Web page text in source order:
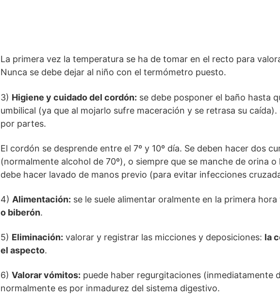
La primera vez la temperatura se ha de tomar en el recto para
Nunca se debe dejar al niño con el termómetro puesto.
3) Higiene y cuidado del cordón: se debe posponer el baño hasta
umbilical (ya que al mojarlo sufre maceración y se retrasa su
por partes.
El cordón se desprende entre el 7º y 10º día. Se deben hacer dos
(normalmente alcohol de 70º), o siempre que se manche de orina o
debe hacer lavado de manos previo (para evitar infecciones
4) Alimentación: se le suele alimentar oralmente en la primera
o biberón.
5) Eliminación: valorar y registrar las micciones y deposiciones: la
el aspecto.
6) Valorar vómitos: puede haber regurgitaciones (inmediatamente
normalmente es por inmadurez del sistema digestivo.